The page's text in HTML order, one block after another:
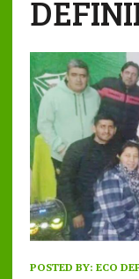
POSTED BY: ECO